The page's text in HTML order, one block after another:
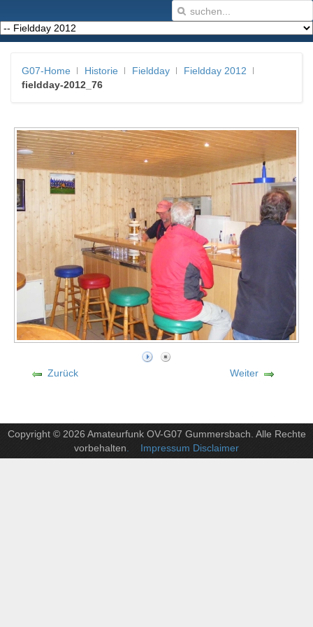
G07-Home Historie Fieldday
Fieldday 2012
fieldday-2012_76
Zurück Weiter
Copyright © 2026 Amateurfunk OV-G07 Gummersbach. Alle Rechte
vorbehalten . Impressum Disclaimer